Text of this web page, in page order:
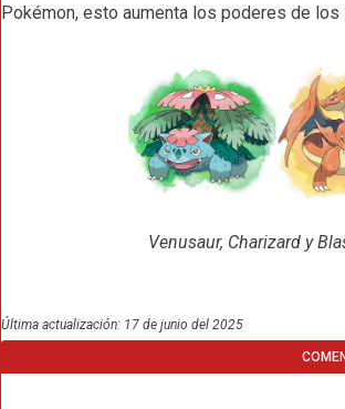
Pokémon, esto aumenta los poderes de
Venusaur, Charizard y
Última actualización: 17 de junio del 2025